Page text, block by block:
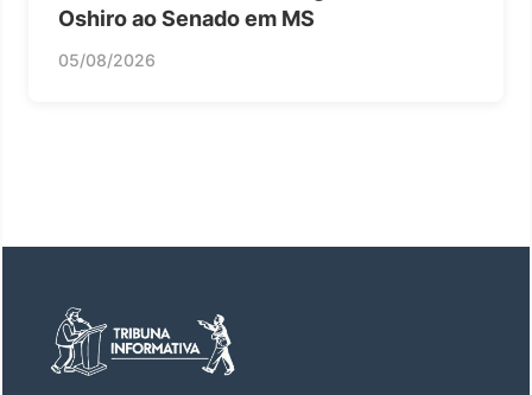
Oshiro ao Senado em MS
05/08/2026